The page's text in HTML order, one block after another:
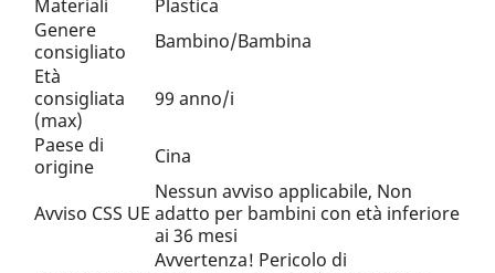
Materiali
Plastica
Genere
consigliato
Bambino/Bambina
Età
consigliata
(max)
99 anno/i
Paese di
origine
Cina
Avviso CSS UE
Nessun avviso applicabile, Non
adatto per bambini con età inferiore
ai 36 mesi
Avvertenza! Pericolo di